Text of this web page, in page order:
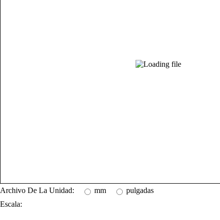
Archivo De La Unidad: mm
pulgadas
Escala: